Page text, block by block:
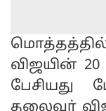
விஜயின் 20
தலைவர்